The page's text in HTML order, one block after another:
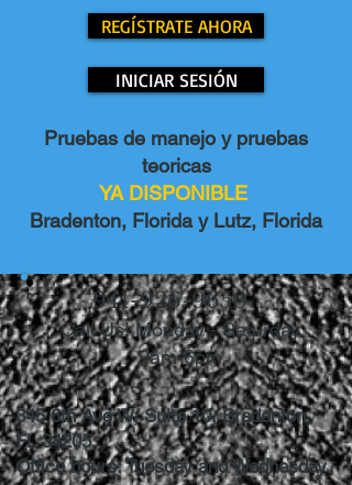
REGÍSTRATE AHORA
INICIAR SESIÓN
Pruebas de manejo y pruebas
teoricas
YA DISPONIBLE
Bradenton, Florida y Lutz, Florida
941-926-9650
Call Us! Monday - Saturday
9am-6pm
345 6th Ave W, Suite 10, Bradenton,
FL 34205
Office hours: Tuesday and Wednesday